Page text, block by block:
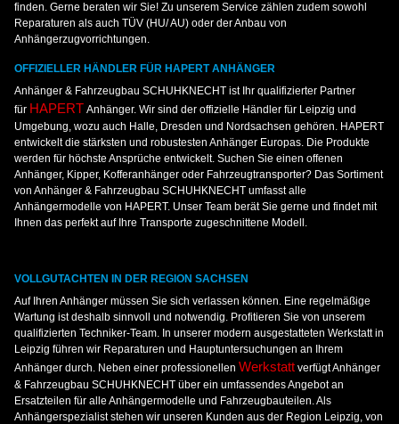
finden. Gerne beraten wir Sie! Zu unserem Service zählen zudem sowohl
Reparaturen als auch TÜV (HU/ AU) oder der Anbau von
Anhängerzugvorrichtungen.
OFFIZIELLER HÄNDLER FÜR HAPERT ANHÄNGER
Anhänger & Fahrzeugbau SCHUHKNECHT ist Ihr qualifizierter Partner
für HAPERT Anhänger. Wir sind der offizielle Händler für Leipzig und
Umgebung, wozu auch Halle, Dresden und Nordsachsen gehören. HAPERT
entwickelt die stärksten und robustesten Anhänger Europas. Die Produkte
werden für höchste Ansprüche entwickelt. Suchen Sie einen offenen
Anhänger, Kipper, Kofferanhänger oder Fahrzeugtransporter? Das Sortiment
von Anhänger & Fahrzeugbau SCHUHKNECHT umfasst alle
Anhängermodelle von HAPERT. Unser Team berät Sie gerne und findet mit
Ihnen das perfekt auf Ihre Transporte zugeschnittene Modell.
VOLLGUTACHTEN IN DER REGION SACHSEN
Auf Ihren Anhänger müssen Sie sich verlassen können. Eine regelmäßige
Wartung ist deshalb sinnvoll und notwendig. Profitieren Sie von unserem
qualifizierten Techniker-Team. In unserer modern ausgestatteten Werkstatt in
Leipzig führen wir Reparaturen und Hauptuntersuchungen an Ihrem
Anhänger durch. Neben einer professionellen Werkstatt verfügt Anhänger
& Fahrzeugbau SCHUHKNECHT über ein umfassendes Angebot an
Ersatzteilen für alle Anhängermodelle und Fahrzeugbauteilen. Als
Anhängerspezialist stehen wir unseren Kunden aus der Region Leipzig, von